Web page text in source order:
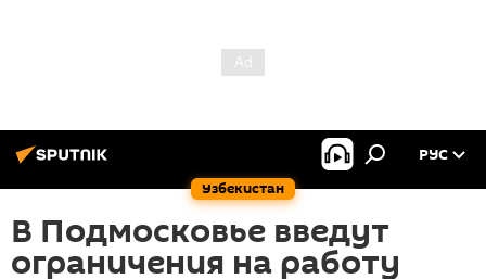
Узбекистан
РУС
В Подмосковье введут
ограничения на работу